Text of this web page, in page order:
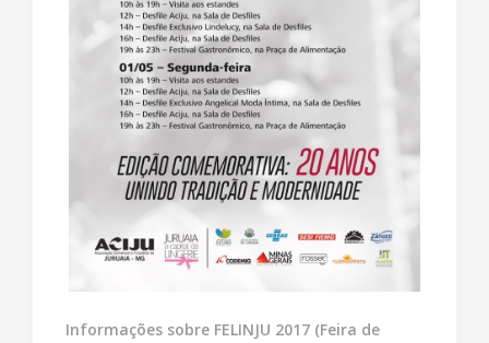
Informações sobre FELINJU 2017 (Feira de